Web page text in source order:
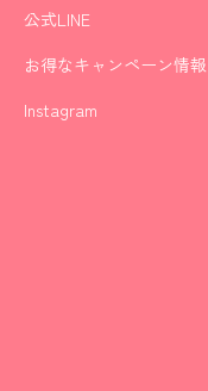
公式LINE
お得なキャンペーン情報
Instagram